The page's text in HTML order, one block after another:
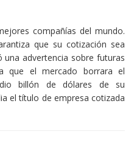
compañías del mundo.
que su cotización sea
una advertencia sobre futuras
que el mercado borrara el
billón de dólares de su
el título de empresa cotizada